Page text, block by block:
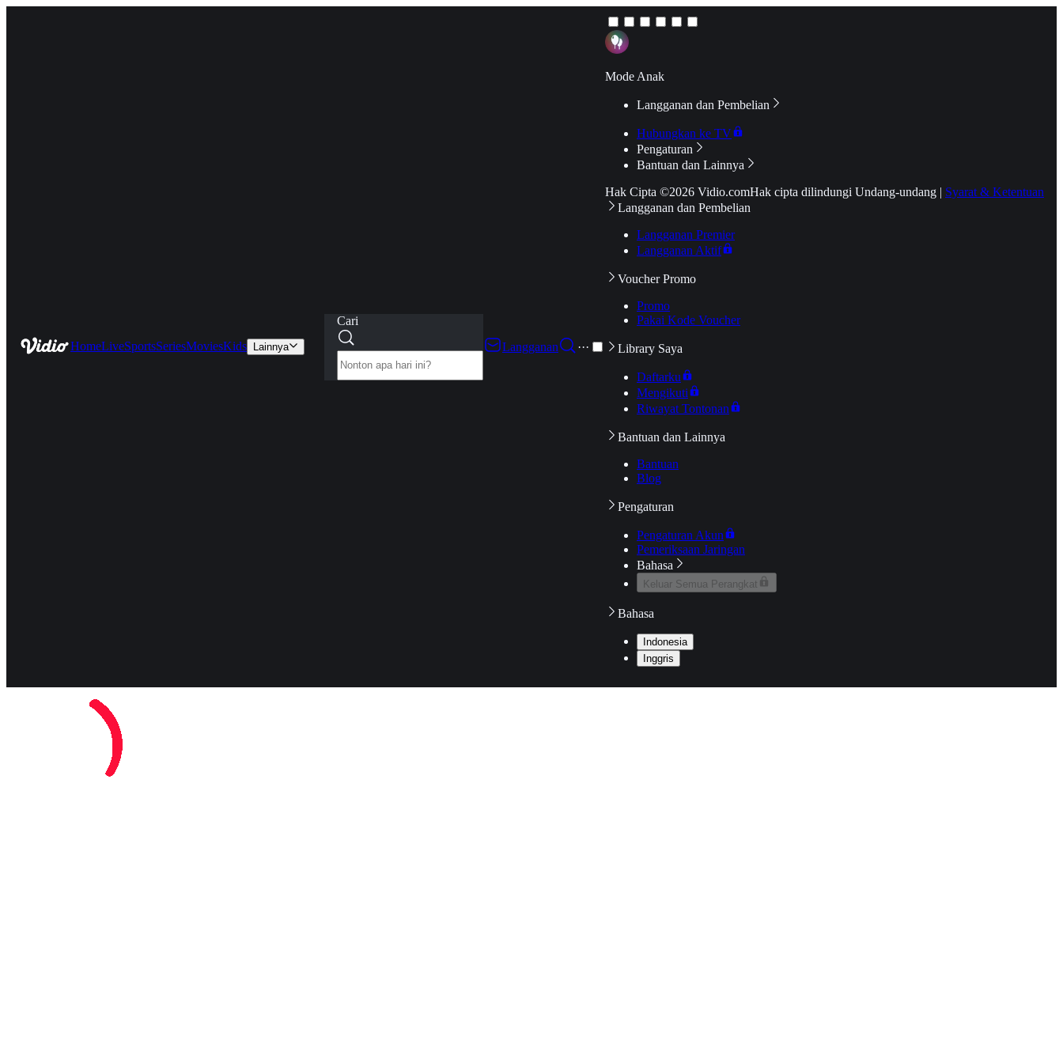
HomeLiveSportsSeriesMoviesKids Lainnya
Cari
Langganan
···
Mode Anak
Langganan dan Pembelian
Hubungkan ke TV
Pengaturan
Bantuan dan Lainnya
Hak Cipta ©2026 Vidio.comHak cipta dilindungi Undang-undang | Syarat & Ketentuan
Langganan dan Pembelian
Langganan Premier
Langganan Aktif
Voucher Promo
Promo
Pakai Kode Voucher
Library Saya
Daftarku
Mengikuti
Riwayat Tontonan
Bantuan dan Lainnya
Bantuan
Blog
Pengaturan
Pengaturan Akun
Pemeriksaan Jaringan
Bahasa
Keluar Semua Perangkat
Bahasa
Indonesia
Inggris